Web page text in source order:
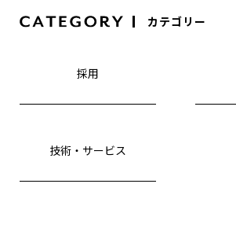
カテゴリー
採用
技術・サービス